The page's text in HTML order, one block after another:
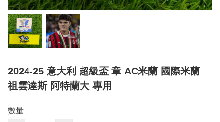
2024-25 意大利 超級盃 章 AC米蘭 國際米蘭
祖雲達斯 阿特蘭大 專用
數量